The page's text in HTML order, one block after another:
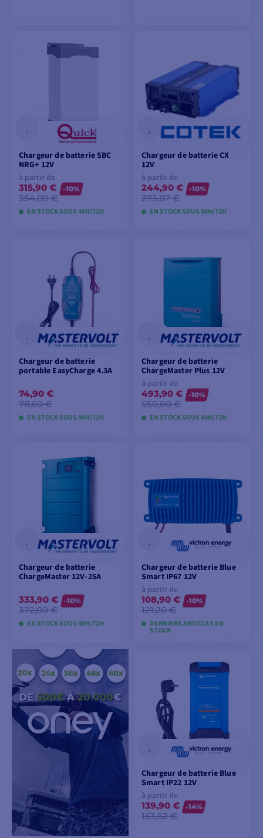
VOIR LES MODÈLES
Chargeur de batterie SBC
NRG+ 12V
à partir de
315,90 €
354,00 €
-10%
EN STOCK SOUS 48H/72H
VOIR LES MODÈLES
Chargeur de batterie CX
12V
à partir de
244,90 €
273,07 €
-10%
EN STOCK SOUS 48H/72H
Chargeur de batterie
portable EasyCharge 4.3A
74,90 €
78,60 €
EN STOCK SOUS 48H/72H
AJOUTER AU
PANIER
Chargeur de batterie
ChargeMaster Plus 12V
à partir de
493,90 €
550,80 €
-10%
EN STOCK SOUS 48H/72H
Chargeur de batterie
ChargeMaster 12V-25A
333,90 €
372,00 €
-10%
EN STOCK SOUS 48H/72H
AJOUTER AU
PANIER
Chargeur de batterie Blue
Smart IP67 12V
à partir de
108,90 €
121,20 €
-10%
DERNIERS ARTICLES EN
STOCK
VOIR LES MODÈLES
Chargeur de batterie Blue
Smart IP22 12V
à partir de
139,90 €
163,62 €
-14%